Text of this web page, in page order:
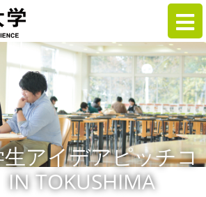
生アイデアピッチコ
TOKUSHIMA